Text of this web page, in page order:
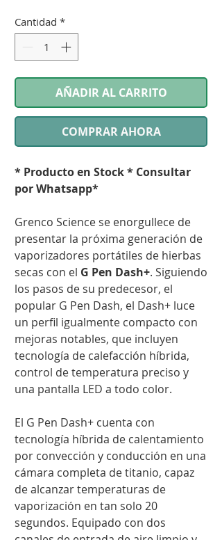
Cantidad *
AÑADIR AL CARRITO
COMPRAR AHORA
* Producto en Stock * Consultar
por Whatsapp*
Grenco Science se enorgullece de
presentar la próxima generación de
vaporizadores portátiles de hierbas
secas con el G Pen Dash+. Siguiendo
los pasos de su predecesor, el
popular G Pen Dash, el Dash+ luce
un perfil igualmente compacto con
mejoras notables, que incluyen
tecnología de calefacción híbrida,
control de temperatura preciso y
una pantalla LED a todo color.
El G Pen Dash+ cuenta con
tecnología híbrida de calentamiento
por convección y conducción en una
cámara completa de titanio, capaz
de alcanzar temperaturas de
vaporización en tan solo 20
segundos. Equipado con dos